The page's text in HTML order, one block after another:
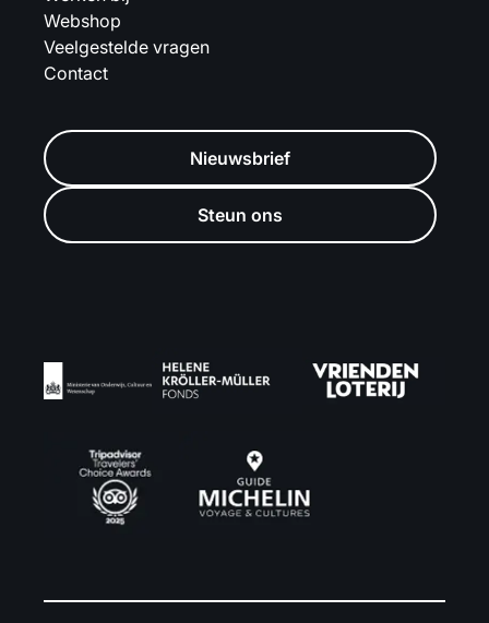
Webshop
Veelgestelde vragen
Contact
Nieuwsbrief
Steun ons